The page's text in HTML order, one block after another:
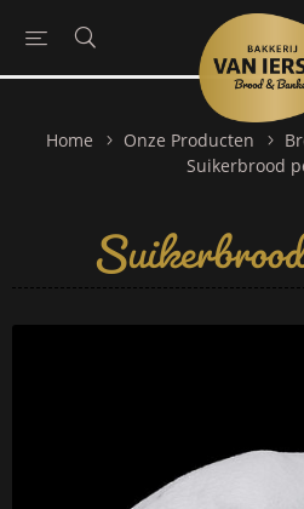
Home Onze Producten
Suikerbrood